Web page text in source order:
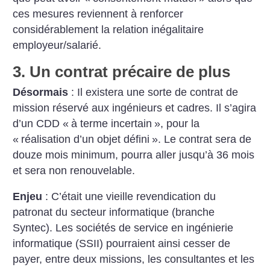
ces mesures reviennent à renforcer
considérablement la relation inégalitaire
employeur/salarié.
3. Un contrat précaire de plus
Désormais : Il existera une sorte de contrat de
mission réservé aux ingénieurs et cadres. Il s’agira
d’un CDD « à terme incertain », pour la
« réalisation d’un objet défini ». Le contrat sera de
douze mois minimum, pourra aller jusqu’à 36 mois
et sera non renouvelable.
Enjeu : C’était une vieille revendication du
patronat du secteur informatique (branche
Syntec). Les sociétés de service en ingénierie
informatique (SSII) pourraient ainsi cesser de
payer, entre deux missions, les consultantes et les